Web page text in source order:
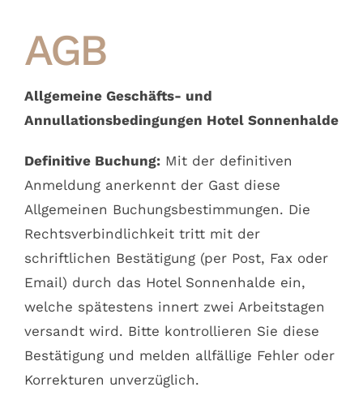
AGB
Allgemeine Geschäfts- und
Annullationsbedingungen Hotel Sonnenhalde
Definitive Buchung:Mit der definitiven
Anmeldung anerkennt der Gast diese
Allgemeinen Buchungsbestimmungen. Die
Rechtsverbindlichkeit tritt mit der
schriftlichen Bestätigung (per Post, Fax oder
Email) durch das Hotel Sonnenhalde ein,
welche spätestens innert zwei Arbeitstagen
versandt wird. Bitte kontrollieren Sie diese
Bestätigung und melden allfällige Fehler oder
Korrekturen unverzüglich.